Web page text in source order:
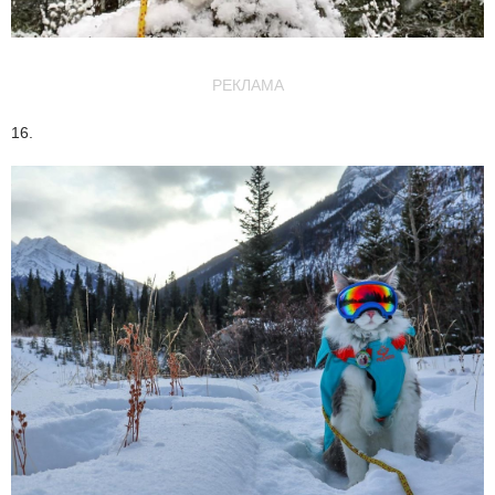
РЕКЛАМА
16.